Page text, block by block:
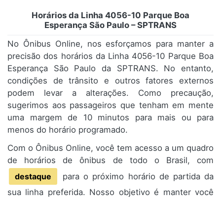
Horários da Linha 4056-10 Parque Boa
Esperança São Paulo – SPTRANS
No Ônibus Online, nos esforçamos para manter a
precisão dos horários da Linha 4056-10 Parque Boa
Esperança São Paulo da SPTRANS. No entanto,
condições de trânsito e outros fatores externos
podem levar a alterações. Como precaução,
sugerimos aos passageiros que tenham em mente
uma margem de 10 minutos para mais ou para
menos do horário programado.
Com o Ônibus Online, você tem acesso a um quadro
de horários de ônibus de todo o Brasil, com
destaque
para o próximo horário de partida da
sua linha preferida. Nosso objetivo é manter você